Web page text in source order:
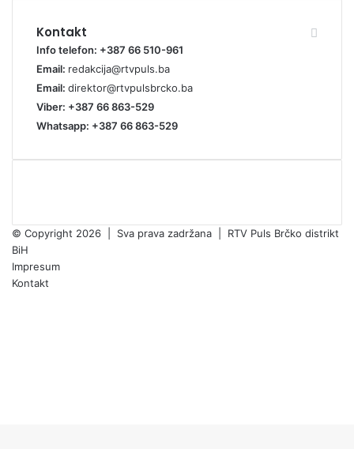
Kontakt
Info telefon: +387 66 510-961
Email: redakcija@rtvpuls.ba
Email: direktor@rtvpulsbrcko.ba
Viber: +387 66 863-529
Whatsapp: +387 66 863-529
© Copyright 2026 | Sva prava zadržana | RTV Puls Brčko distrikt
BiH
Impresum
Kontakt